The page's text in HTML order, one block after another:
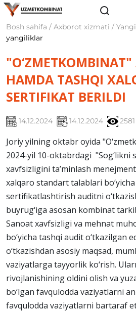
Bosh sahifa / Axborot xizmati /
yangiliklar
HAMDA TASHQI
SERTIFIKAT BERILDI
14.12.2024 14.12.2024 2581
Joriy yilning oktabr oyida
2024-yil 10-oktabrdagi "Sog‘likni
xavfsizligini ta’minlash
xalqaro standart talablari
sertifikatlashtirish auditni
buyrug‘iga asosan kombinat
Sanoat xavfsizligi va mehnat
bo‘yicha tashqi audit o‘tkazilgan
o‘tkazishdan asosiy maqsad,
vaziyatlarga tayyorlik ko‘rish.
rivojlanishining oldini olish va
bo‘lgan favqulodda vaziyatlarni
favqulodda vaziyatlarni bartaraf